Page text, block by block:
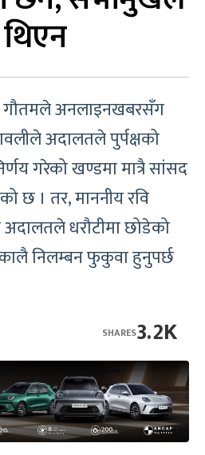
गौतमले अनलाइनखबरसँग
अदालतले पुर्पक्षको
गरेको खण्डमा मात्रै सांसद
छ । तर, माननीय रवि
धरौटीमा छोडेको
निलम्बन फुकुवा हुनुपर्छ
3.2K
SHARES